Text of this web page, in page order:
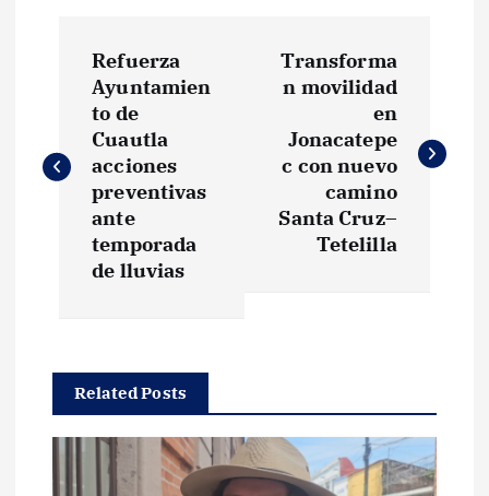
v
c
ó
Refuerza
Ayuntamien
to de
Cuautla
acciones
preventivas
ante
temporada
de lluvias
Transforma
n movilidad
en
Jonacatepe
c con nuevo
camino
Santa Cruz–
Tetelilla
Related Posts